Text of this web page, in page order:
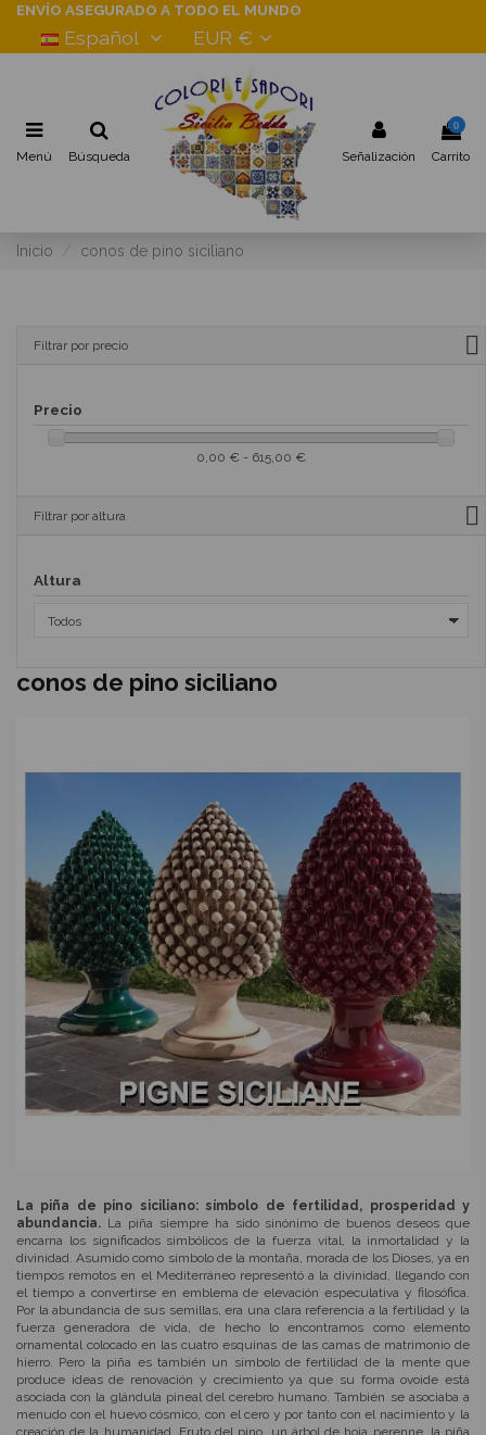
ENVÍO ASEGURADO A TODO EL MUNDO
Español EUR €
Menú Búsqueda Señalización
0
Carrito
Inicio conos de pino siciliano
conos de pino siciliano
La piña de pino siciliano: símbolo de fertilidad, prosperidad y
abundancia. La piña siempre ha sido sinónimo de buenos deseos que
encarna los significados simbólicos de la fuerza vital, la inmortalidad y la
divinidad. Asumido como símbolo de la montaña, morada de los Dioses, ya en
tiempos remotos en el Mediterráneo representó a la divinidad, llegando con
el tiempo a convertirse en emblema de elevación especulativa y filosófica.
Por la abundancia de sus semillas, era una clara referencia a la fertilidad y la
fuerza generadora de vida, de hecho lo encontramos como elemento
ornamental colocado en las cuatro esquinas de las camas de matrimonio de
hierro. Pero la piña es también un símbolo de fertilidad de la mente que
produce ideas de renovación y crecimiento ya que su forma ovoide está
asociada con la glándula pineal del cerebro humano. También se asociaba a
menudo con el huevo cósmico, con el cero y por tanto con el nacimiento y la
creación de la humanidad. Fruto del pino, un árbol de hoja perenne, la piña
Filtrar por precio
Precio
0,00 € - 615,00 €
Filtrar por altura
Altura